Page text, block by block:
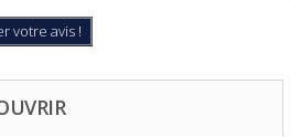
votre avis !